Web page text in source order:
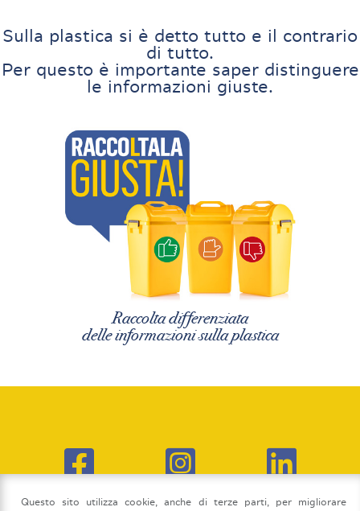
Sulla plastica si è detto tutto e il contrario
di tutto.
Per questo è importante saper distinguere
le informazioni giuste.
Raccolta differenziata
delle informazioni sulla plastica
Questo sito utilizza cookie, anche di terze parti, per migliorare